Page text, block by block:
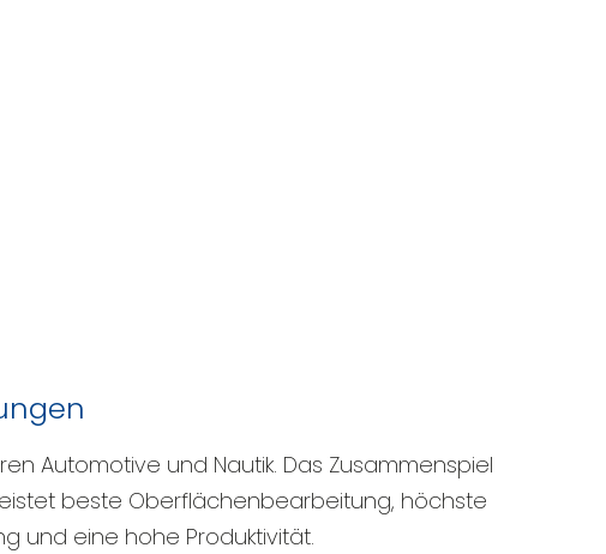
Automotive und Nautik. Das Zusammenspiel
beste Oberflächenbearbeitung, höchste
und eine hohe Produktivität.